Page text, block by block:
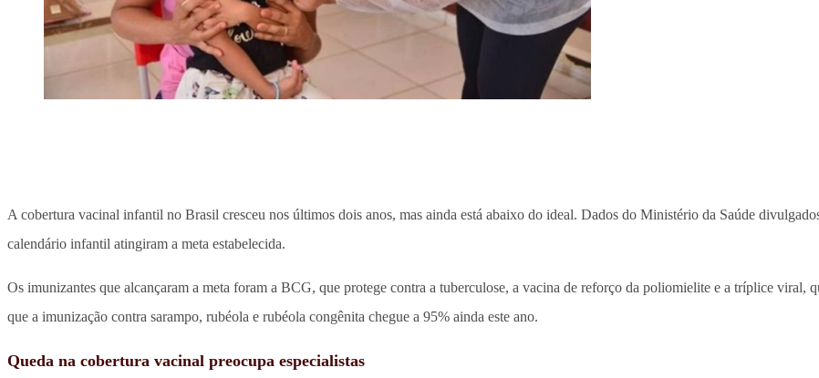
A cobertura vacinal infantil no Brasil cresceu nos últimos dois anos, mas ainda está abaixo do ideal. Dados do Ministério da Saúde
calendário infantil atingiram a meta estabelecida.
Os imunizantes que alcançaram a meta foram a BCG, que protege contra a tuberculose, a vacina de reforço da poliomielite e a tríplice viral,
que a imunização contra sarampo, rubéola e rubéola congênita chegue a 95% ainda este ano.
Queda na cobertura vacinal preocupa especialistas